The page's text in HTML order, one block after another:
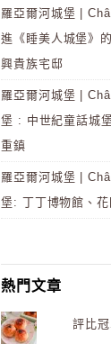
羅亞爾河城堡 |
進《睡美人城堡》
興貴族宅邸
羅亞爾河城堡 |
堡 : 中世紀童話城
重鎮
羅亞爾河城堡 |
堡: 丁丁博物館、
熱門文章
評比